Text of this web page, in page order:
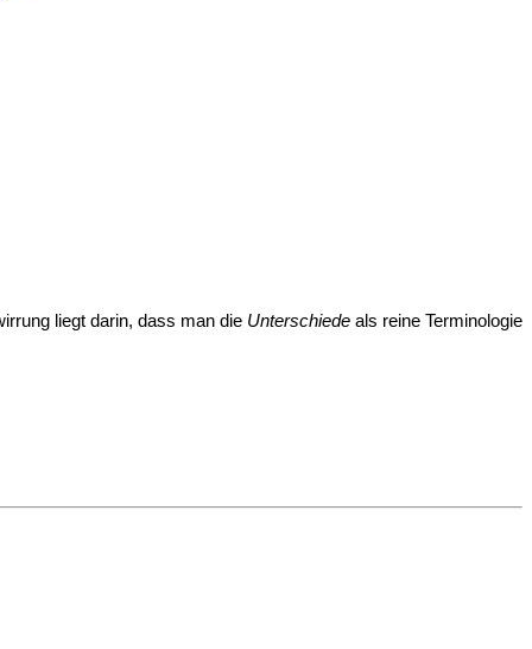
liegt darin, dass man die Unterschiedeals reine Terminologie